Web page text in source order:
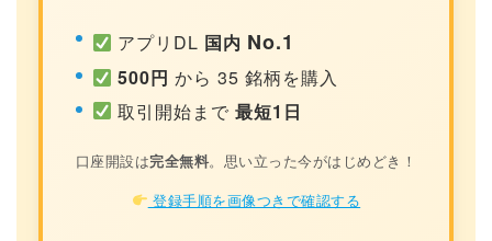
アプリDL 国内 No.1
500円 から 35 銘柄を購入
取引開始まで最短1日
口座開設は完全無料。思い立った今がはじめどき！
登録手順を画像つきで確認する